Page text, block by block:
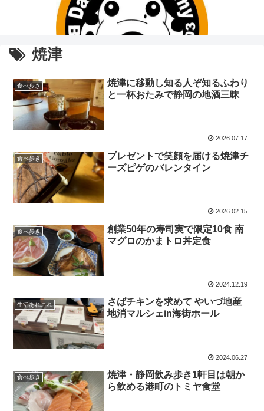
焼津
食べ歩き
焼津に移動し知る人ぞ知るふわり
と一杯おたみで静岡の地酒三昧
2026.07.17
食べ歩き
プレゼントで笑顔を届ける焼津チ
ーズピゲのバレンタイン
2026.02.15
食べ歩き
創業50年の寿司実で限定10食 南
マグロのかまトロ丼定食
2024.12.19
生活あれこれ
さばチキンを求めて やいづ地産
地消マルシェin海街ホール
2024.06.27
食べ歩き
焼津・静岡飲み歩き1軒目は朝か
ら飲める港町のトミヤ食堂